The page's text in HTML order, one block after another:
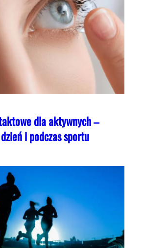
dla aktywnych –
i podczas sportu